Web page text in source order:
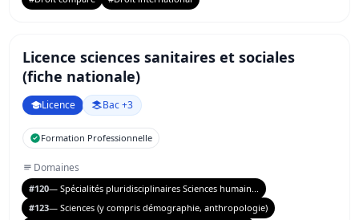
Licence sciences sanitaires et sociales
(fiche nationale)
Licence Bac +3
Formation Professionnelle
Domaines
#120— Spécialités pluridisciplinaires Sciences humain...
#123— Sciences (y compris démographie, anthropologie)